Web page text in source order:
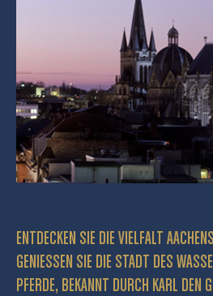
ENTDECKEN SIE DIE VIELFALT
GENIESSEN SIE DIE STADT DES
FERDE, BEKANNT DURCH KARL DEN